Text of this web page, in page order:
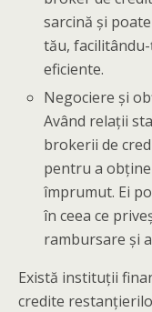
sarcină și
tău,
eficiente.
Negociere și
Având relații
brokerii de
pentru a
împrumut. Ei
în ceea ce
rambursare și
Există instituții
credite